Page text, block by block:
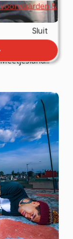
gitaarvirtuoos
&
Sluit